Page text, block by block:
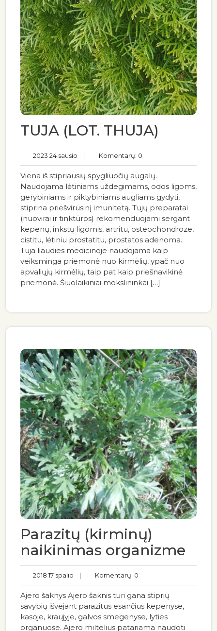
TUJA (LOT. THUJA)
2023 24 sausio | Komentarų: 0
Viena iš stipriausių spygliuočių augalų.
Naudojama lėtiniams uždegimams, odos ligoms,
gerybiniams ir piktybiniams augliams gydyti,
stiprina priešvirusinį imunitetą. Tujų preparatai
(nuovirai ir tinktūros) rekomenduojami sergant
kepenų, inkstų ligomis, artritu, osteochondroze,
cistitu, lėtiniu prostatitu, prostatos adenoma.
Tuja liaudies medicinoje naudojama kaip
veiksminga priemonė nuo kirmėlių, ypač nuo
apvaliųjų kirmėlių, taip pat kaip priešnavikinė
priemonė. Šiuolaikiniai mokslininkai […]
Parazitų (kirminų)
naikinimas organizme
2018 17 spalio | Komentarų: 0
Ajero šaknys Ajero šaknis turi gana stiprių
savybių išvejant parazitus esančius kepenyse,
kasoje, kraujyje, galvos smegenyse, lyties
organuose. Ajero miltelius patariama naudoti